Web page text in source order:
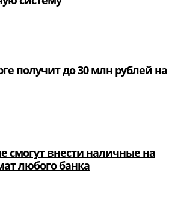
получит до 30 млн рублей на
смогут внести наличные на
любого банка